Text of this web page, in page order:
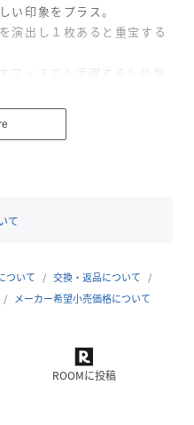
い印象をプラス。
演出し１枚あると重宝する
フィスでも活躍するため幅
色味が異なる場合がござい
て
ついて
交換・返品について
メーカー希望小売価格について
ROOMに投稿